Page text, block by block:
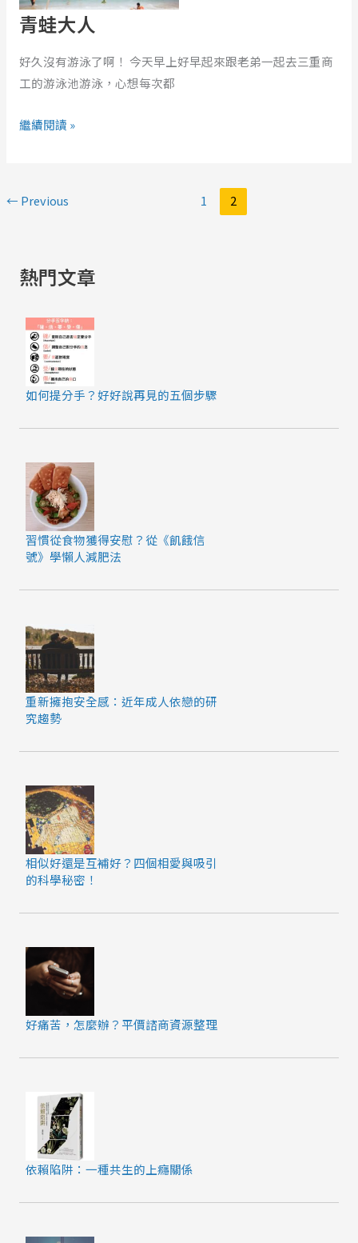
青蛙大人
好久沒有游泳了啊！ 今天早上好早起來跟老弟一起去三重商
工的游泳池游泳，心想每次都
繼續閱讀 »
← Previous 1 2
熱門文章
如何提分手？好好說再見的五個步驟
習慣從食物獲得安慰？從《飢餓信
號》學懶人減肥法
重新擁抱安全感：近年成人依戀的研
究趨勢
相似好還是互補好？四個相愛與吸引
的科學秘密！
好痛苦，怎麼辦？平價諮商資源整理
依賴陷阱：一種共生的上癮關係